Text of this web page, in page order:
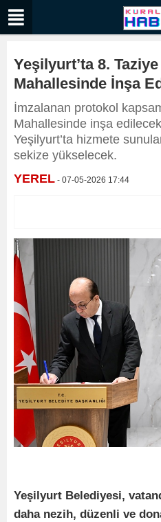
Yeşilyurt’ta 8.
Mahallesinde İnşa
İmzalanan protokol
Mahallesinde inşa
Yeşilyurt’ta hizmete
sekize yükselecek.
YEREL - 07-05-2026 17:44
Yeşilyurt Belediyesi,
daha nezih, düzenli ve